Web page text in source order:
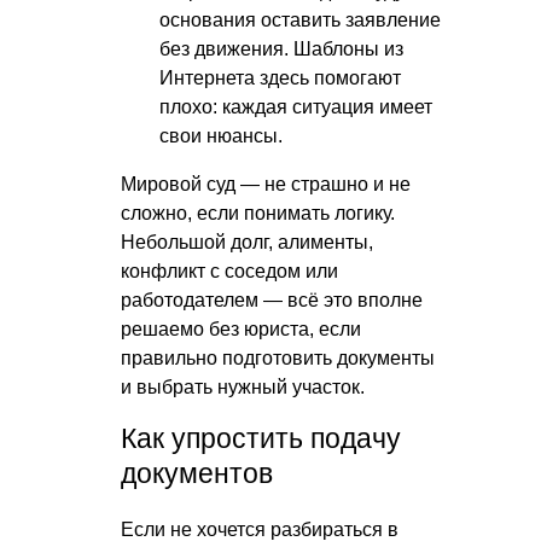
основания оставить заявление
без движения. Шаблоны из
Интернета здесь помогают
плохо: каждая ситуация имеет
свои нюансы.
Мировой суд — не страшно и не
сложно, если понимать логику.
Небольшой долг, алименты,
конфликт с соседом или
работодателем — всё это вполне
решаемо без юриста, если
правильно подготовить документы
и выбрать нужный участок.
Как упростить подачу
документов
Если не хочется разбираться в